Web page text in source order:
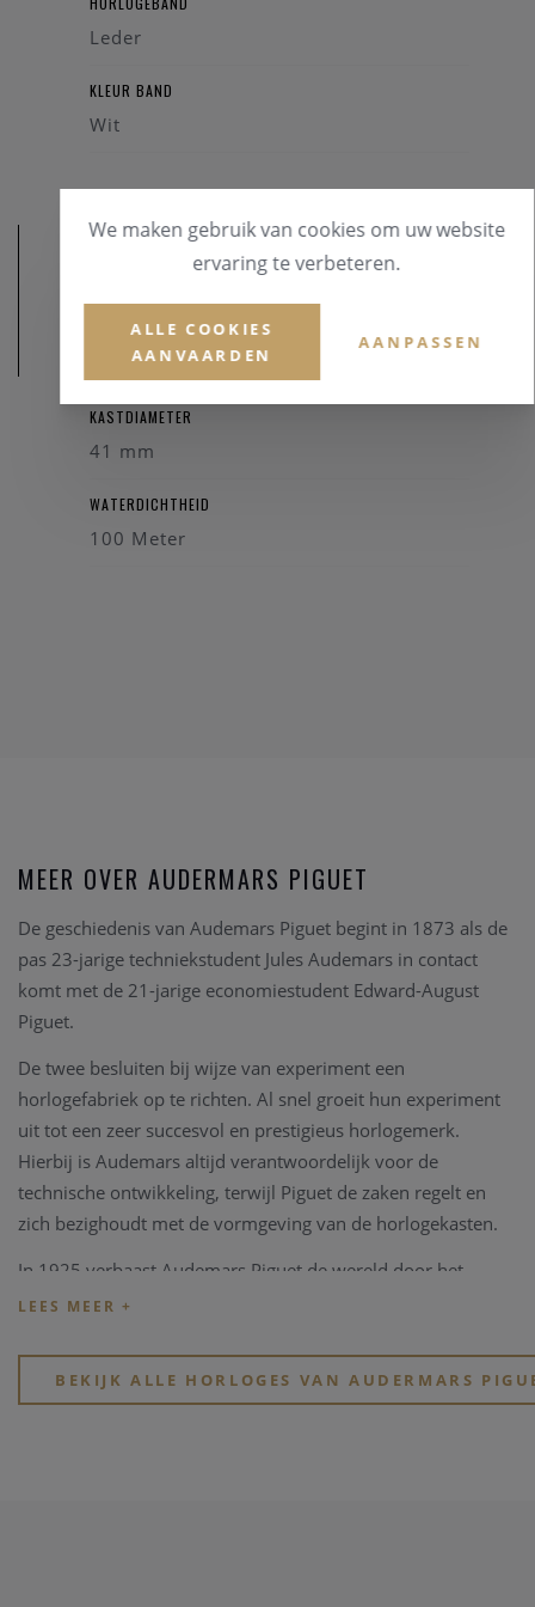
Leder
KLEUR BAND
Wit
AFMETINGEN
KASTDIAMETER
41 mm
WATERDICHTHEID
100 Meter
MEER OVER AUDERMARS PIGUET
De geschiedenis van Audemars Piguet begint in 1873 als de
pas 23-jarige techniekstudent Jules Audemars in contact
komt met de 21-jarige economiestudent Edward-August
Piguet.
De twee besluiten bij wijze van experiment een
horlogefabriek op te richten. Al snel groeit hun experiment
uit tot een zeer succesvol en prestigieus horlogemerk.
Hierbij is Audemars altijd verantwoordelijk voor de
technische ontwikkeling, terwijl Piguet de zaken regelt en
zich bezighoudt met de vormgeving van de horlogekasten.
In 1925 verbaast Audemars Piguet de wereld door het
dunste zakhorloge aller tijden te produceren. Drie jaar later
skelethorloge te produceren. Dit is een horloge met een
wijzerplaat van glas waardoor de drager het mechanisme
BEKIJK ALLE HORLOGES VAN AUDERMARS
We maken gebruik van cookies om uw website
ervaring te verbeteren.
ALLE COOKIES
AANVAARDEN
AANPASSEN